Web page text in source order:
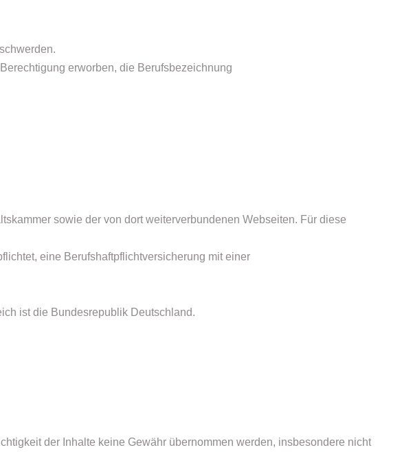
erworben, die Berufsbezeichnung
sowie der von dort weiterverbundenen Webseiten. Für diese
eine Berufshaftpflichtversicherung mit einer
ist die Bundesrepublik Deutschland.
der Inhalte keine Gewähr übernommen werden, insbesondere nicht